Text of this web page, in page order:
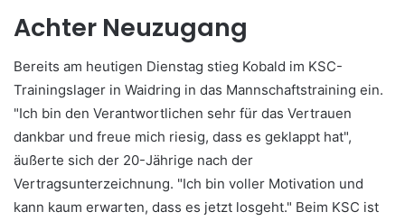
Achter Neuzugang
Bereits am heutigen Dienstag stieg Kobald im KSC-
Trainingslager in Waidring in das Mannschaftstraining ein.
"Ich bin den Verantwortlichen sehr für das Vertrauen
dankbar und freue mich riesig, dass es geklappt hat",
äußerte sich der 20-Jährige nach der
Vertragsunterzeichnung. "Ich bin voller Motivation und
kann kaum erwarten, dass es jetzt losgeht." Beim KSC ist